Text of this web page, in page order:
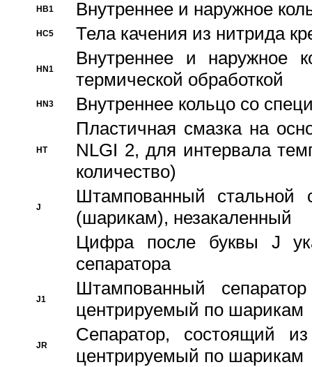
HB1 Bнутреннее и наружное
HC5 Тела качения из нитрида
HN1
Bнутреннее и наружное
термической обработкой
HN3 Внутреннее кольцо со
HT
Пластичная смазка на
NLGI 2, для интервала
количество)
J
Штампованный стальной
(шарикам), незакаленный
Цифра после буквы J
сепаратора
J1
Штампованный
центрируемый по шарикам
JR
Сепаратор, состоящий
центрируемый по шарикам